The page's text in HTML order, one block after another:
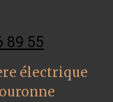
89 55
électrique